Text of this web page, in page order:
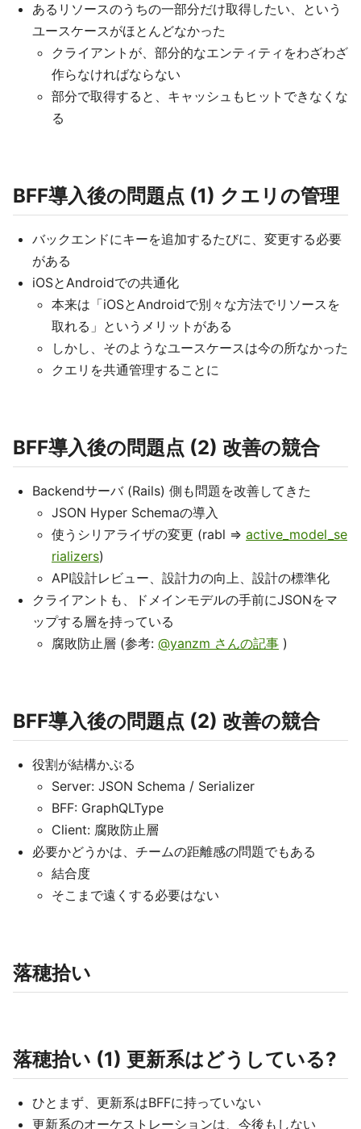
あるリソースのうちの一部分だけ取得したい、という
ユースケースがほとんどなかった
クライアントが、部分的なエンティティをわざわざ
作らなければならない
部分で取得すると、キャッシュもヒットできなくな
る
BFF導入後の問題点 (1) クエリの管理
バックエンドにキーを追加するたびに、変更する必要
がある
iOSとAndroidでの共通化
本来は「iOSとAndroidで別々な方法でリソースを
取れる」というメリットがある
しかし、そのようなユースケースは今の所なかった
クエリを共通管理することに
BFF導入後の問題点 (2) 改善の競合
Backendサーバ (Rails) 側も問題を改善してきた
JSON Hyper Schemaの導入
使うシリアライザの変更 (rabl => active_model_se
rializers)
API設計レビュー、設計力の向上、設計の標準化
クライアントも、ドメインモデルの手前にJSONをマ
ップする層を持っている
腐敗防止層 (参考: @yanzm さんの記事 )
BFF導入後の問題点 (2) 改善の競合
役割が結構かぶる
Server: JSON Schema / Serializer
BFF: GraphQLType
Client: 腐敗防止層
必要かどうかは、チームの距離感の問題でもある
結合度
そこまで遠くする必要はない
落穂拾い
落穂拾い (1) 更新系はどうしている?
ひとまず、更新系はBFFに持っていない
更新系のオーケストレーションは、今後もしない